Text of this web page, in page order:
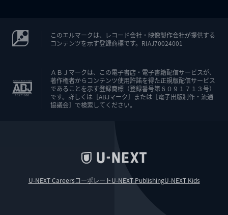
このエルマークは、レコード会社・映像製作会社が提供する
コンテンツを示す登録商標です。RIAJ70024001
ＡＢＪマークは、この電子書店・電子書籍配信サービスが、
著作権者からコンテンツ使用許諾を得た正規版配信サービス
であることを示す登録商標（登録番号第６０９１７１３号）
です。詳しくは［ABJマーク］または［電子出版制作・流通
協議会］で検索してください。
U-NEXT CareersコーポレートU-NEXT PublishingU-NEXT Kids